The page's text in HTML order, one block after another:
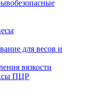
для весов и
вязкости
ПЦР